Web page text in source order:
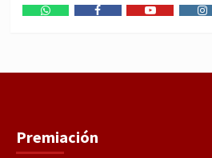
Premiación